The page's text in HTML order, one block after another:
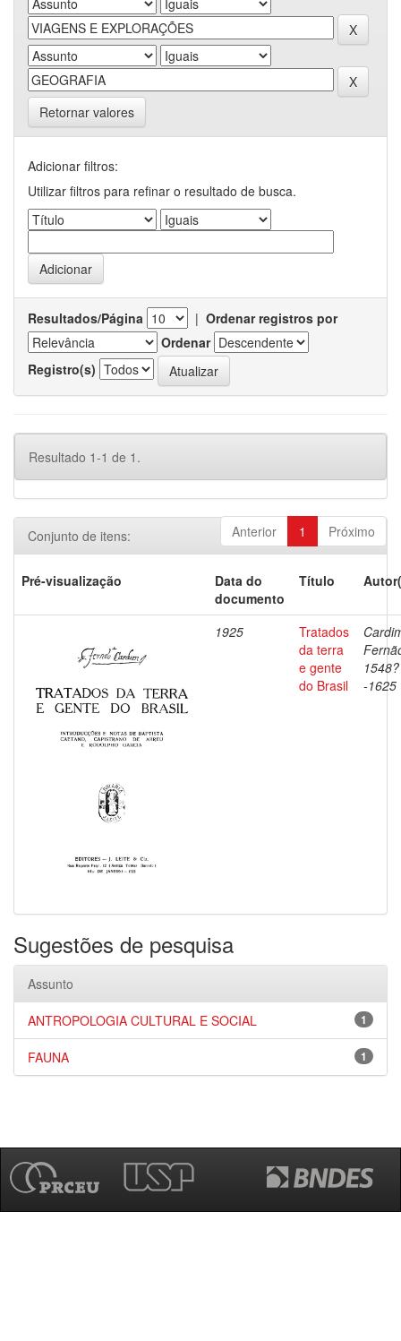
Retornar valores
Adicionar filtros:
Utilizar filtros para refinar o resultado de busca.
Resultados/Página | Ordenar registros por
Ordenar
Registro(s)
Resultado 1-1 de 1.
Anterior 1 Próximo
Conjunto de itens:
Pré-visualização
Data do
documento
Título
1925
Tratados
da terra
e gente
do Brasil
1548?
-1625
Sugestões de pesquisa
Assunto
1
ANTROPOLOGIA CULTURAL E SOCIAL
1
FAUNA